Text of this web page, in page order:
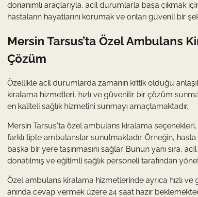
donanımlı araçlarıyla, acil durumlarla başa çıkmak
hastaların hayatlarını korumak ve onları güvenli bir
Mersin Tarsus’ta Özel Ambulans
Çözüm
Özellikle acil durumlarda zamanın kritik olduğu
kiralama hizmetleri, hızlı ve güvenilir bir çözüm
en kaliteli sağlık hizmetini sunmayı amaçlamaktadır.
Mersin Tarsus'ta özel ambulans kiralama
farklı tipte ambulanslar sunulmaktadır. Örneğin,
başka bir yere taşınmasını sağlar. Bunun yanı
donatılmış ve eğitimli sağlık personeli tarafından
Özel ambulans kiralama hizmetlerinde ayrıca hızlı
anında cevap vermek üzere 24 saat hazır